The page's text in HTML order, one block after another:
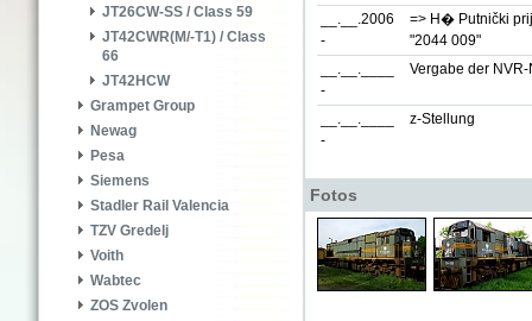
JT26CW-SS / Class 59
JT42CWR(M/-T1) / Class
66
JT42HCW
Grampet Group
Newag
Pesa
Siemens
Stadler Rail Valencia
TZV Gredelj
Voith
Wabtec
ZOS Zvolen
__.__.2006
-
=> H� Putnički
"2044 009"
__.__.____
-
Vergabe der
__.__.____
-
z-Stellung
Fotos